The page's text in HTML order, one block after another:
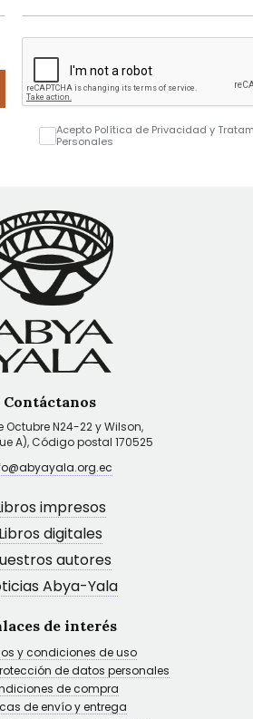
Acepto Política de Privacidad y
Personales
Contáctanos
Octubre N24-22 y Wilson,
A), Código postal 170525
impresos
Libros digitales
autores
Abya-Yala
de interés
y condiciones de uso
de datos personales
de compra
de envío y entrega